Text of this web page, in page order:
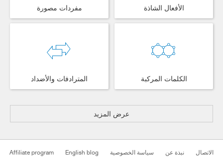
مفردات مصورة الأفعال الشاذة
المترادفات والأضداد الكلمات المركبة
عرض المزيد
Affiliate program English blog سياسة الخصوصية نبذة عن الاتصال